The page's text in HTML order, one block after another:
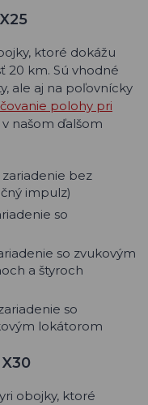
ktoré dokážu
20 km. Sú vhodné
ale aj na poľovnícky
polohy pri
našom ďalšom
bez
impulz)
so
so zvukovým
a štyroch
so
lokátorom
obojky, ktoré